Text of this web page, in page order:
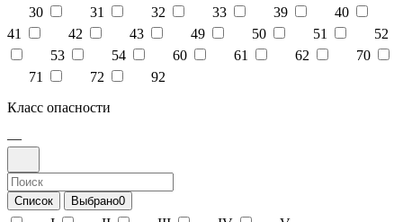
30
31 32 33 39
40
41
42 43 49 50 51
52
53
54 60 61 62
70
71
72
92
Класс опасности
—
Список Выбрано0